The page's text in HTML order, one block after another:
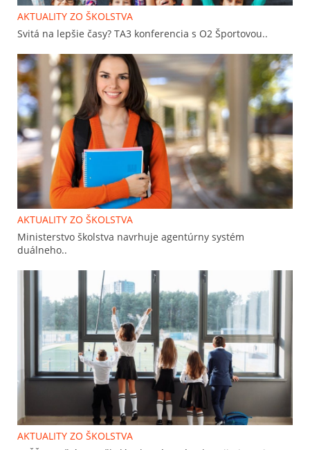
AKTUALITY ZO ŠKOLSTVA
Svitá na lepšie časy? TA3 konferencia s O2 Športovou..
AKTUALITY ZO ŠKOLSTVA
Ministerstvo školstva navrhuje agentúrny systém
duálneho..
AKTUALITY ZO ŠKOLSTVA